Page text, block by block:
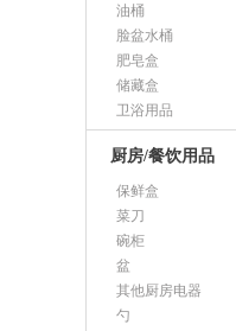
油桶
脸盆水桶
肥皂盒
储藏盒
卫浴用品
厨房/餐饮用品
保鲜盒
菜刀
碗柜
盆
其他厨房电器
勺